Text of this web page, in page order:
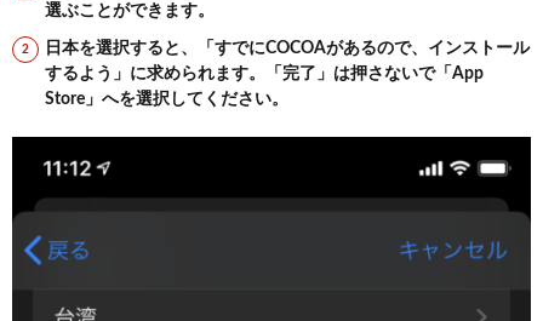
選ぶことができます。
日本を選択すると、「すでにCOCOAがあるので、インストール
するよう」に求められます。「完了」は押さないで「App
Store」へを選択してください。